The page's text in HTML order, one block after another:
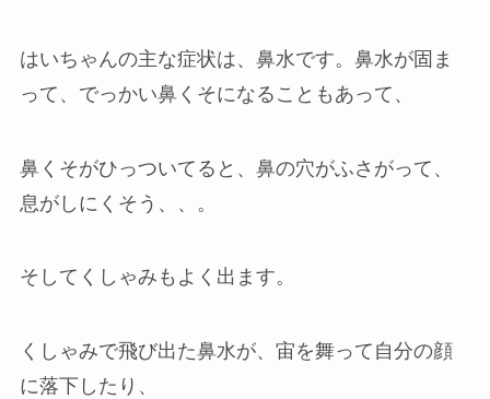
はいちゃんの主な症状は、鼻水です。鼻水が固ま
って、でっかい鼻くそになることもあって、
鼻くそがひっついてると、鼻の穴がふさがって、
息がしにくそう、、。
そしてくしゃみもよく出ます。
くしゃみで飛び出た鼻水が、宙を舞って自分の顔
に落下したり、